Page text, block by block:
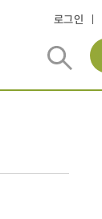
로그인